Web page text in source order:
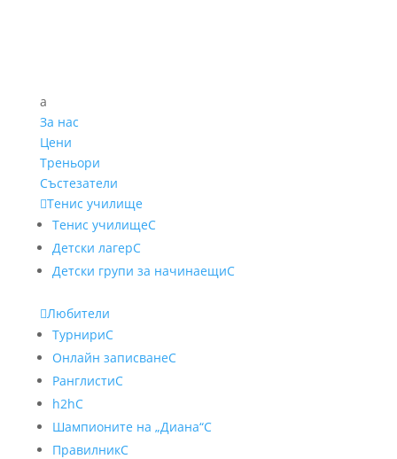
a
За нас
Цени
Треньори
Състезатели
Тенис училище
Тенис училищеC
Детски лагерC
Детски групи за начинаещиC
Любители
ТурнириC
Онлайн записванеC
РанглистиC
h2hC
Шампионите на „Диана“C
ПравилникC